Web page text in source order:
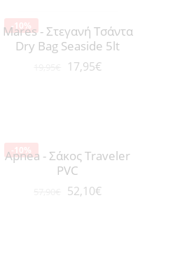
-10%
Mares - Στεγανή Τσάντα
Dry Bag Seaside 5lt
17,95€
-10%
Apnea - Σάκος Traveler
PVC
52,10€